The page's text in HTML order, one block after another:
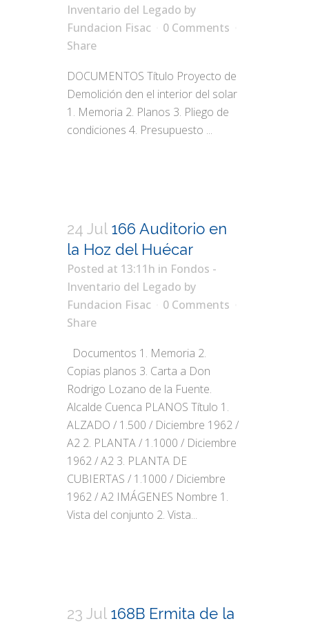
Inventario del Legado by
Fundacion Fisac
0 Comments
Share
DOCUMENTOS Título Proyecto de
Demolición den el interior del solar
1. Memoria 2. Planos 3. Pliego de
condiciones 4. Presupuesto ...
24 Jul 166 Auditorio en
la Hoz del Huécar
Posted at 13:11h in Fondos -
Inventario del Legado by
Fundacion Fisac
0 Comments
Share
Documentos 1. Memoria 2.
Copias planos 3. Carta a Don
Rodrigo Lozano de la Fuente.
Alcalde Cuenca PLANOS Título 1.
ALZADO / 1.500 / Diciembre 1962 /
A2 2. PLANTA / 1.1000 / Diciembre
1962 / A2 3. PLANTA DE
CUBIERTAS / 1.1000 / Diciembre
1962 / A2 IMÁGENES Nombre 1.
Vista del conjunto 2. Vista...
23 Jul 168B Ermita de la